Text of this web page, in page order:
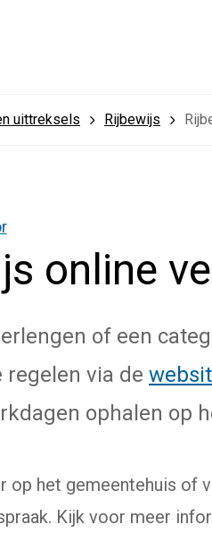
uittreksels Rijbewijs
online
of een
regelen via de
ophalen op
op het gemeentehuis of
Kijk voor meer